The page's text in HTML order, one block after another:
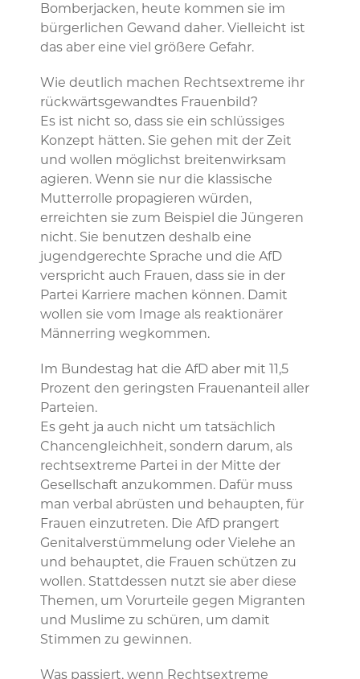
Bomberjacken, heute kommen sie im
bürgerlichen Gewand daher. Vielleicht ist
das aber eine viel größere Gefahr.
Wie deutlich machen Rechtsextreme ihr
rückwärtsgewandtes Frauenbild?
Es ist nicht so, dass sie ein schlüssiges
Konzept hätten. Sie gehen mit der Zeit
und wollen möglichst breitenwirksam
agieren. Wenn sie nur die klassische
Mutterrolle propagieren würden,
erreichten sie zum Beispiel die Jüngeren
nicht. Sie benutzen deshalb eine
jugendgerechte Sprache und die AfD
verspricht auch Frauen, dass sie in der
Partei Karriere machen können. Damit
wollen sie vom Image als reaktionärer
Männerring wegkommen.
Im Bundestag hat die AfD aber mit 11,5
Prozent den geringsten Frauenanteil aller
Parteien.
Es geht ja auch nicht um tatsächlich
Chancengleichheit, sondern darum, als
rechtsextreme Partei in der Mitte der
Gesellschaft anzukommen. Dafür muss
man verbal abrüsten und behaupten, für
Frauen einzutreten. Die AfD prangert
Genitalverstümmelung oder Vielehe an
und behauptet, die Frauen schützen zu
wollen. Stattdessen nutzt sie aber diese
Themen, um Vorurteile gegen Migranten
und Muslime zu schüren, um damit
Stimmen zu gewinnen.
Was passiert, wenn Rechtsextreme